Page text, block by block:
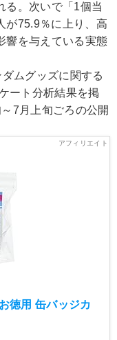
る。次いで「1個当
が75.9％に上り、高
響を与えている実態
ムグッズに関する
ート分析結果を掲
7月上旬ごろの公開
徳用 缶バッジカ